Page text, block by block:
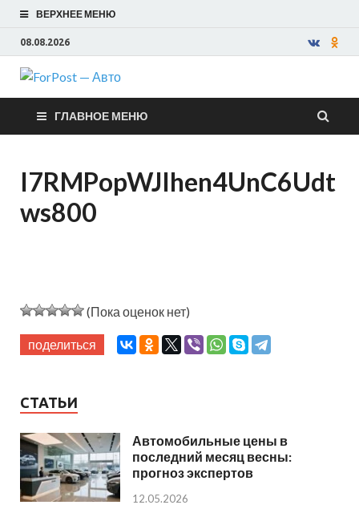
ВЕРХНЕЕ МЕНЮ
08.08.2026
ForPost —
Авто
ГЛАВНОЕ МЕНЮ
I7RMPopWJIhen4UnC6Udt
ws800
(Пока оценок нет)
поделиться
СТАТЬИ
Автомобильные цены в
последний месяц весны:
прогноз экспертов
12.05.2026